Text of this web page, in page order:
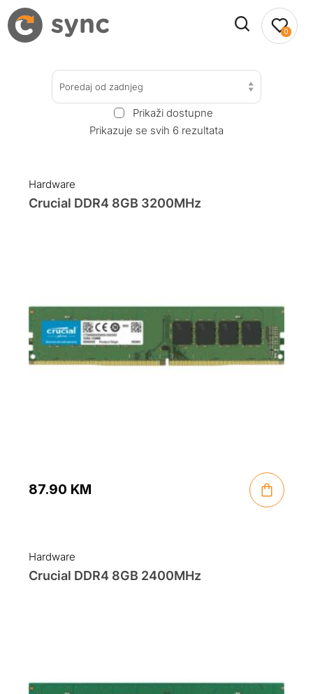
0
Poredaj od zadnjeg
Prikaži dostupne
Prikazuje se svih 6 rezultata
Hardware
Crucial DDR4 8GB 3200MHz
87.90 KM
Hardware
Crucial DDR4 8GB 2400MHz